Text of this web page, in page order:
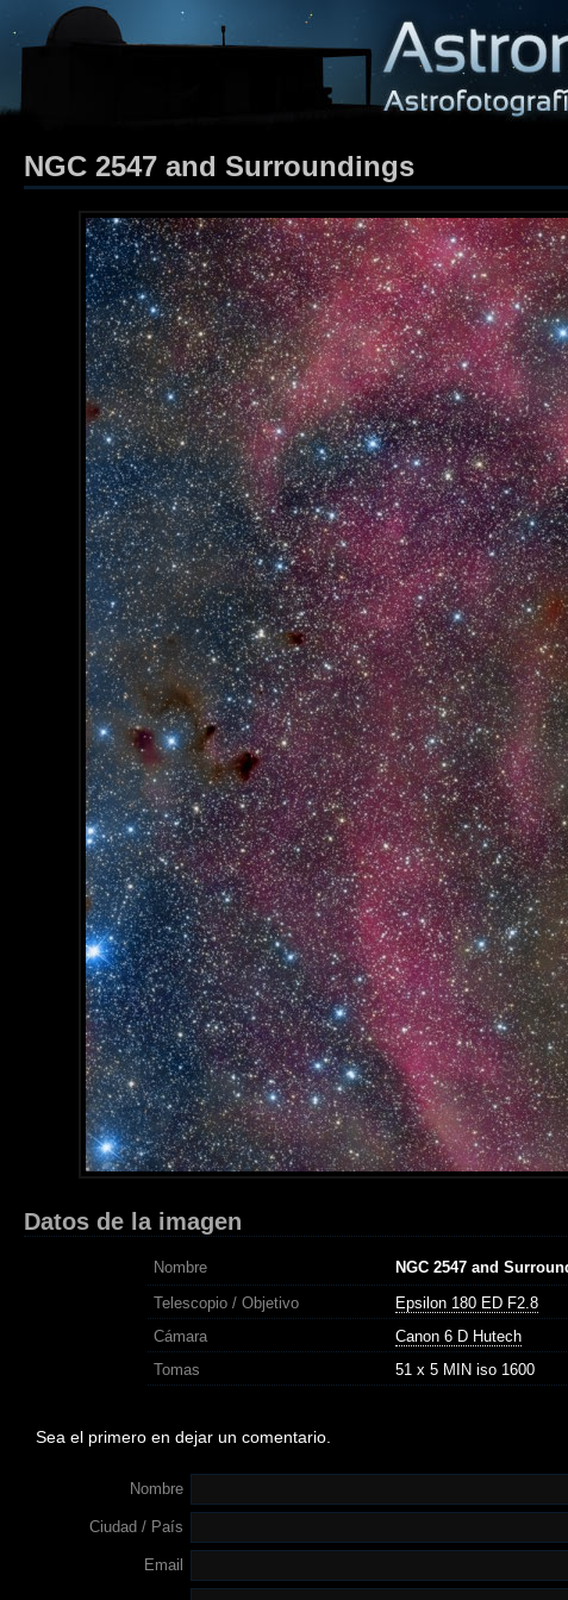
NGC 2547 and Surroundings
Datos de la imagen
Nombre NGC 2547 and
Telescopio / Objetivo
Epsilon 180 ED F2.8
Cámara
Canon 6 D Hutech
Tomas
51 x 5 MIN iso 1600
Sea el primero en dejar un comentario.
Nombre
Ciudad / País
Email